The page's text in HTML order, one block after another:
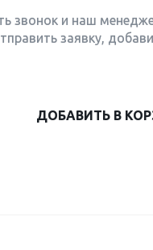
звонок и наш
заявку,
ДОБАВИТЬ В